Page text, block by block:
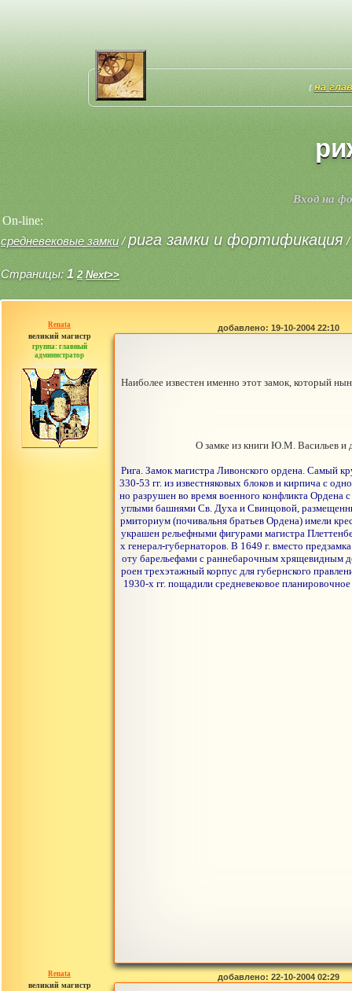
[ на
Вход на
On-line:
средневековые замки/рига замки и фортификация /
Страницы: 1 2 Next>>
Renata
великий магистр
группа: главный
администратор
сообщений: 2765
добавлено: 19-10-2004 22:10
Наиболее известен именно этот замок, который
О замке из книги Ю.М. Васильев и
Рига. Замок магистра Ливонского ордена. Самый
330-53 гг. из известняковых блоков и кирпича с
но разрушен во время военного конфликта Ордена
углыми башнями Св. Духа и Свинцовой,
рмиториум (почивальня братьев Ордена) имели
украшен рельефными фигурами магистра
х генерал-губернаторов. В 1649 г. вместо
оту барельефами с раннебарочным хрящевидным
роен трехэтажный корпус для губернского
1930-х гг. пощадили средневековое
Renata
великий магистр
добавлено: 22-10-2004 02:29